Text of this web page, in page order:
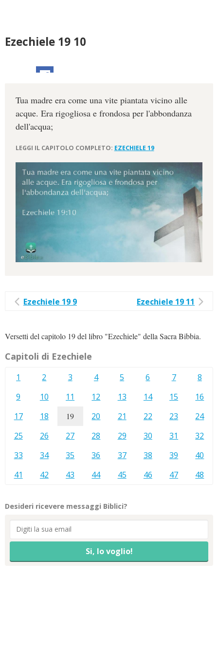
Ezechiele 19 10
Tua madre era come una vite piantata vicino alle
acque. Era rigogliosa e frondosa per l'abbondanza
dell'acqua;
LEGGI IL CAPITOLO COMPLETO: EZECHIELE 19
Ezechiele 19 9 Ezechiele 19 11
Versetti del capitolo 19 del libro "Ezechiele" della Sacra Bibbia.
Capitoli di Ezechiele
1 2 3 4 5 6 7
8
9
10 11 12 13 14 15
16
17
18 19 20 21 22 23
24
25
26 27 28 29 30 31
32
33
34 35 36 37 38 39
40
41
42 43 44 45 46 47 48
Desideri ricevere messaggi Biblici?